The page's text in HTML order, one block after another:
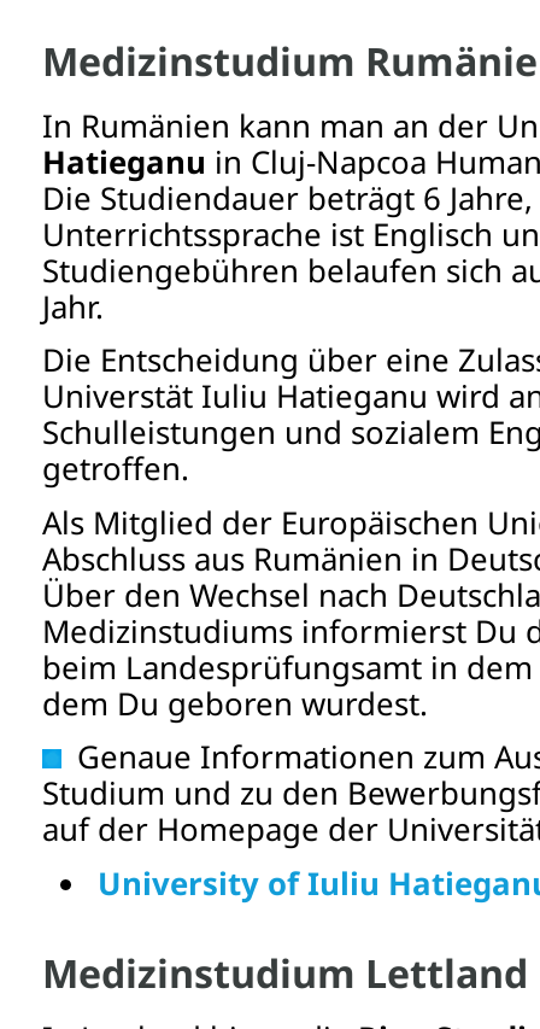
Medizinstudium
In Rumänien kann man an der
Hatieganu in Cluj-Napcoa
Die Studiendauer beträgt 6
Unterrichtssprache ist Englisch
Studiengebühren belaufen sich
Jahr.
Die Entscheidung über eine
Universtät Iuliu Hatieganu wird
Schulleistungen und sozialem
getroffen.
Als Mitglied der Europäischen
Abschluss aus Rumänien in
Über den Wechsel nach
Medizinstudiums informierst Du
beim Landesprüfungsamt in
dem Du geboren wurdest.
Genaue Informationen zum
Studium und zu den
auf der Homepage der
University of Iuliu
Medizinstudium Lettland